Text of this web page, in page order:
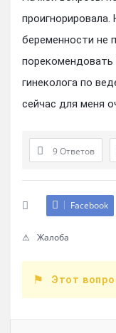
проигнорировала.
беременности не
порекомендовать
гинеколога по
сейчас для меня
9 Ответов
Facebook
Жалоба
Этот